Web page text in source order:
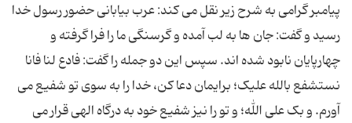
پیامبر گرامی به شرح زیر نقل می کند: عرب بیابانی حضور رسول خدا
رسید و گفت: جان ها به لب آمده و گرسنگی ما را فرا گرفته و
چهارپایان نابود شده اند. سپس این دو جمله را گفت: فادع لنا فانا
نستشفع بالله علیک؛ برایمان دعا کن، خدا را به سوی تو شفیع می
آورم. و بک علی الله؛ و تو را نیز شفیع خود به درگاه الهی قرار می